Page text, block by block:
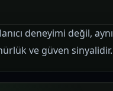
deneyimi değil, aynı
ve güven sinyalidir.